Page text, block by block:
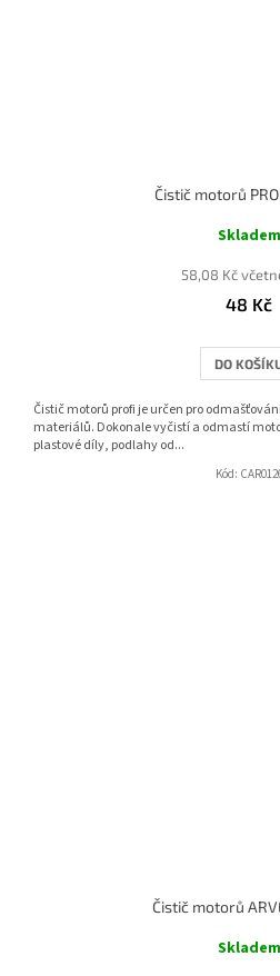
Čistič motorů
Skladem
58,08 Kč
48 Kč
DO
Čistič motorů profi je určen pro
materiálů. Dokonale vyčistí a odmastí
plastové díly, podlahy od...
Kód:
Čistič motorů
Skladem